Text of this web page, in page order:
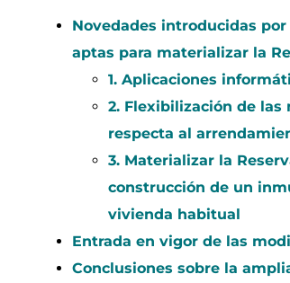
Novedades introducidas
aptas para materializar la
1. Aplicaciones
2. Flexibilización de las
respecta al
3. Materializar la
construcción de un
vivienda habitual
Entrada en vigor de las
Conclusiones sobre la